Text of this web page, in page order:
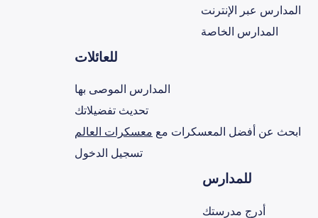
المدارس عبر الإنترنت
المدارس الخاصة
للعائلات
المدارس الموصى بها
تحديث تفضيلاتك
ابحث عن أفضل المعسكرات مع معسكرات العالم
تسجيل الدخول
للمدارس
أدرج مدرستك